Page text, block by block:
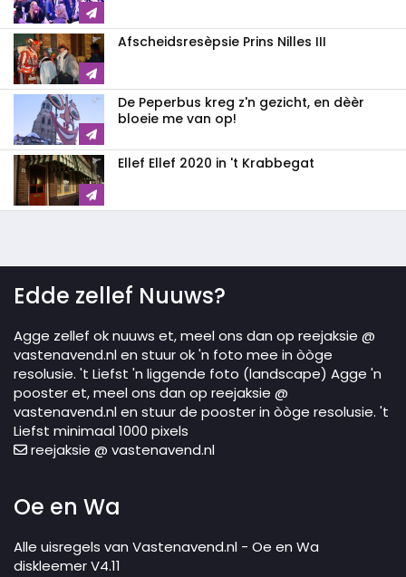
Afscheidsresèpsie Prins Nilles III
De Peperbus kreg z'n gezicht, en dèèr
bloeie me van op!
Ellef Ellef 2020 in 't Krabbegat
Edde zellef Nuuws?
Agge zellef ok nuuws et, meel ons dan op reejaksie @
vastenavend.nl en stuur ok 'n foto mee in òòge
resolusie. 't Liefst 'n liggende foto (landscape) Agge 'n
pooster et, meel ons dan op reejaksie @
vastenavend.nl en stuur de pooster in òòge resolusie. 't
Liefst minimaal 1000 pixels
reejaksie @ vastenavend.nl
Oe en Wa
Alle uisregels van Vastenavend.nl - Oe en Wa
diskleemer V4.11